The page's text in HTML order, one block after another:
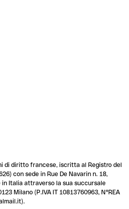
di diritto francese, iscritta al Registro del
con sede in Rue De Navarin n. 18,
Italia attraverso la sua succursale
Milano (P.IVA IT 10813760963, N°REA